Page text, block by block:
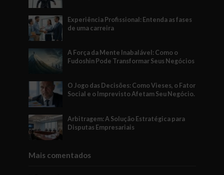
Experiência Profissional: Entenda as fases
de uma carreira
A Força da Mente Inabalável: Como o
Fudoshin Pode Transformar Seus Negócios
O Jogo das Decisões: Como Vieses, o Fator
Social e o Imprevisto Afetam Seu Negócio.
Arbitragem: A Solução Estratégica para
Disputas Empresariais
Mais comentados